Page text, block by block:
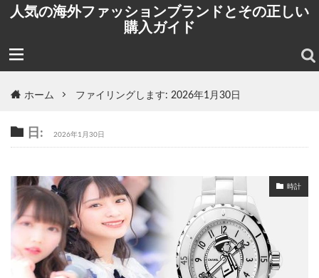
人気の海外ファッションブランドとその正しい
購入ガイド
ホーム ファイリングします: 2026年1月30日
日: 2026年1月30日
時計